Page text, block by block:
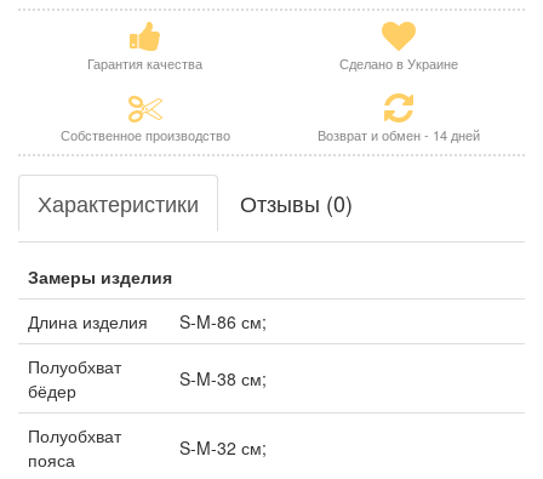
Гарантия качества Сделано в Украине
Собственное производство Возврат и обмен - 14 дней
Характеристики Отзывы (0)
Замеры изделия
Длина изделия
S-M-86 см;
Полуобхват
бёдер
S-M-38 см;
Полуобхват
пояса
S-M-32 см;